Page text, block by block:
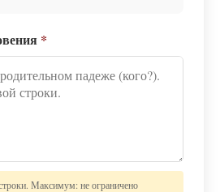
*
Максимум: не ограничено